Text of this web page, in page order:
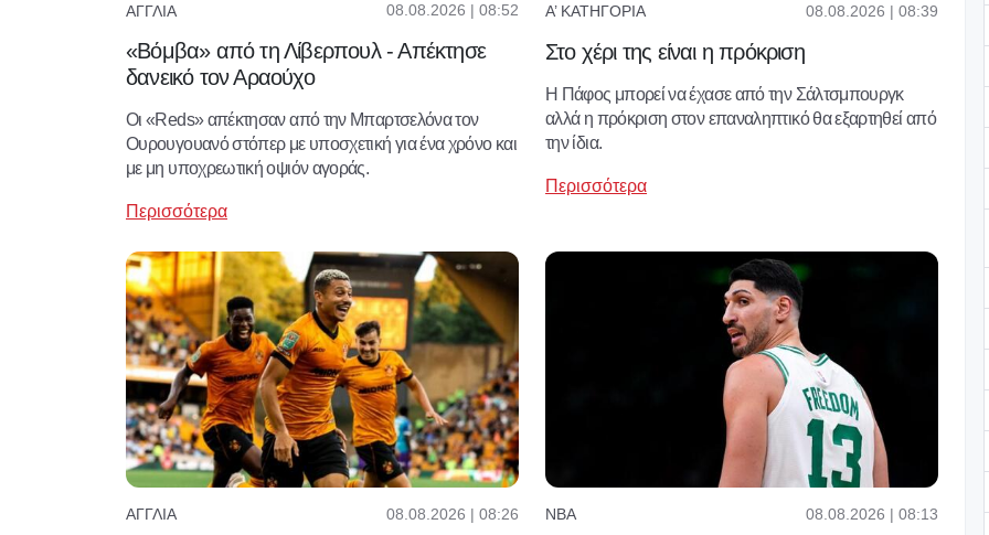
ΑΓΓΛΊΑ 08.08.2026 | 08:52
«Βόμβα» από τη Λίβερπουλ - Απέκτησε
δανεικό τον Αραούχο
Οι «Reds» απέκτησαν από την Μπαρτσελόνα τον
Ουρουγουανό στόπερ με υποσχετική για ένα χρόνο και
με μη υποχρεωτική οψιόν αγοράς.
Περισσότερα
Α’ ΚΑΤΗΓΟΡΊΑ 08.08.2026 | 08:39
Στο χέρι της είναι η πρόκριση
Η Πάφος μπορεί να έχασε από την Σάλτσμπουργκ
αλλά η πρόκριση στον επαναληπτικό θα εξαρτηθεί από
την ίδια.
Περισσότερα
ΑΓΓΛΊΑ 08.08.2026 | 08:26 NBA 08.08.2026 | 08:13